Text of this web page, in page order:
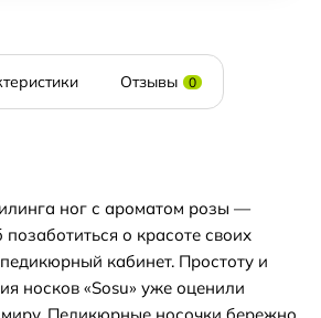
Отзывы 0
ног с ароматом розы —
о красоте своих
кабинет. Простоту и
носков «Sosu» уже оценили